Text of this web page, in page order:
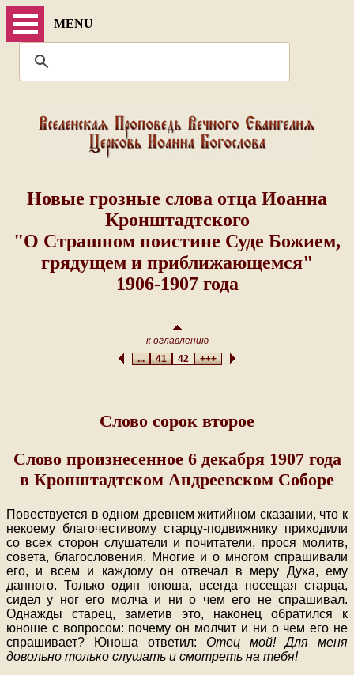
MENU
Новые грозные слова отца Иоанна
Кронштадтского
"О Страшном поистине Суде Божием,
грядущем и приближающемся"
1906-1907 года
к оглавлению
...41 42 +++
Слово сорок второе
Слово произнесенное 6 декабря 1907 года
в Кронштадтском Андреевском Соборе
Повествуется в одном древнем житийном сказании, что к
некоему благочестивому старцу-подвижнику приходили
со всех сторон слушатели и почитатели, прося молитв,
совета, благословения. Многие и о многом спрашивали
его, и всем и каждому он отвечал в меру Духа, ему
данного. Только один юноша, всегда посещая старца,
сидел у ног его молча и ни о чем его не спрашивал.
Однажды старец, заметив это, наконец обратился к
юноше с вопросом: почему он молчит и ни о чем его не
спрашивает? Юноша ответил: Отец мой! Для меня
довольно только слушать и смотреть на тебя!